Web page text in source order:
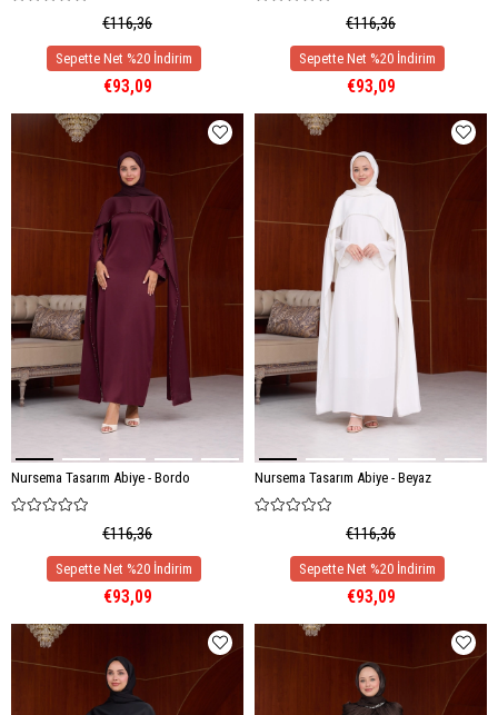
€116,36
€93,09
€116,36
€93,09
Nursema Tasarım Abiye - Bordo
€116,36
€93,09
Nursema Tasarım Abiye - Beyaz
€116,36
€93,09